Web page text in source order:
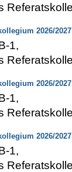
2026/2027
1,
2026/2027
1,
2026/2027
1,